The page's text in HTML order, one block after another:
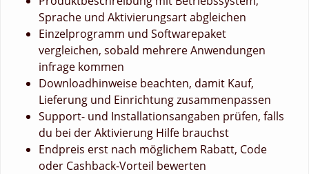
Sprache und Aktivierungsart abgleichen
Einzelprogramm und Softwarepaket
vergleichen, sobald mehrere Anwendungen
infrage kommen
Downloadhinweise beachten, damit Kauf,
Lieferung und Einrichtung zusammenpassen
Support- und Installationsangaben prüfen, falls
du bei der Aktivierung Hilfe brauchst
Endpreis erst nach möglichem Rabatt, Code
oder Cashback-Vorteil bewerten